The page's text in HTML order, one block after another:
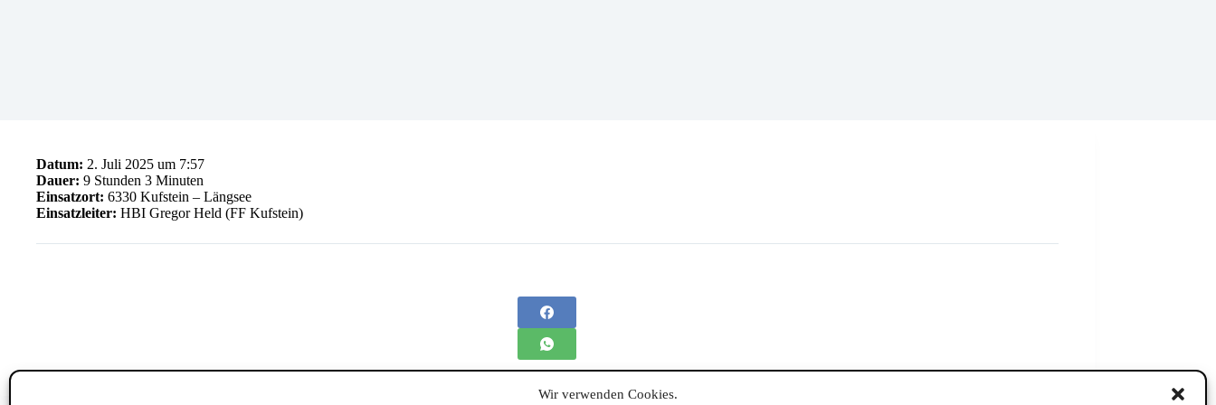
Wir verwenden Cookies.
Datum: 2. Juli 2025 um 7:57
Dauer: 9 Stunden 3 Minuten
Einsatzort: 6330 Kufstein – Längsee
Einsatzleiter: HBI Gregor Held (FF Kufstein)